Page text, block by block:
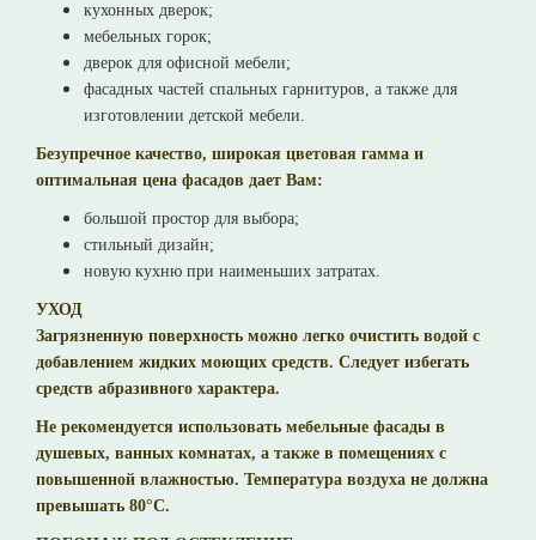
кухонных дверок;
мебельных горок;
дверок для офисной мебели;
фасадных частей спальных гарнитуров, а также для
изготовлении детской мебели.
Безупречное качество, широкая цветовая гамма и
оптимальная цена фасадов дает Вам:
большой простор для выбора;
стильный дизайн;
новую кухню при наименьших затратах.
УХОД
Загрязненную поверхность можно легко очистить водой с
добавлением жидких моющих средств. Следует избегать
средств абразивного характера.
Не рекомендуется использовать мебельные фасады в
душевых, ванных комнатах, а также в помещениях с
повышенной влажностью. Температура воздуха не должна
превышать 80°С.